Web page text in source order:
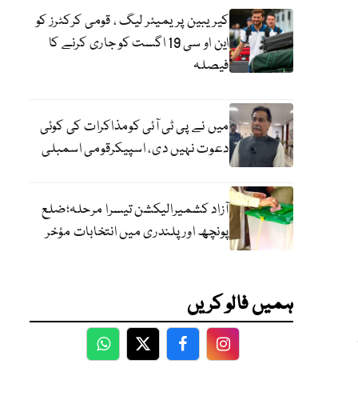
کیریبین پریمیئر لیگ ، قومی کرکٹرز کو
این او سی 19 اگست کو جاری کرنے کا
فیصلہ
میں نے پی ٹی آئی کومذاکرات کی کوئی
دعوت نہیں دی، اسپیکرقومی اسمبلی
آزاد کشمیرالیکشن تیسرا مرحلہ؛ضلع
پونچھ اور پلندری میں انتخابات مؤخر
ہمیں فالو کریں
WhatsApp
TwitterFacebookFacebook